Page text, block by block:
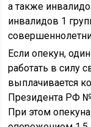
а также
инвалидов 1
Если опекун,
работать в силу
выплачивается
Президента РФ
При этом